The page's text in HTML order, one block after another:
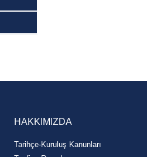
HAKKIMIZDA
Tarihçe-Kuruluş Kanunları